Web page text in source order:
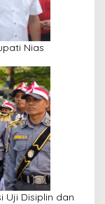
Nias
Uji Disiplin dan